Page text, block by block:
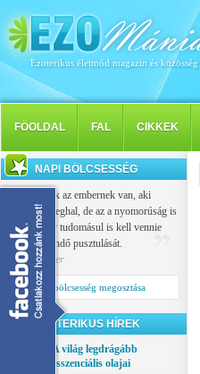
Ezoterikus életmód magazin és közösség
FÖOLDAL FAL CIKKEK
NAPI BÖLCSESSÉG
Vallása csak az embernek van, aki
nemcsak meghal, de az a nyomorúság is
sújtja, hogy tudomásul is kell vennie
saját eljövendő pusztulását.
Popper Péter
Napi bölcsesség megosztása
EZOTERIKUS HÍREK
A világ legdrágább
esszenciális olajai